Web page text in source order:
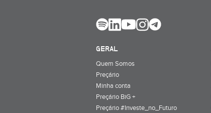
GERAL
Quem Somos
Preçário
Minha conta
Preçário BiG +
Preçário #Investe_no_Futuro